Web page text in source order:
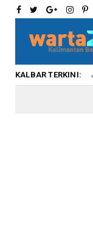
KALBAR TERKINI:
Meriahnya